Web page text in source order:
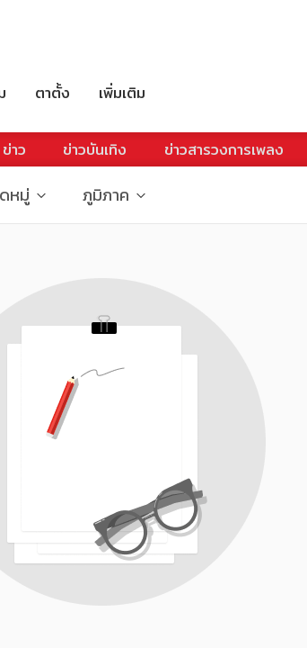
ตาตั้ง เพิ่มเติม
ข่าว ข่าวบันเทิง ข่าวสารวงการเพลง
หมู่ ภูมิภาค